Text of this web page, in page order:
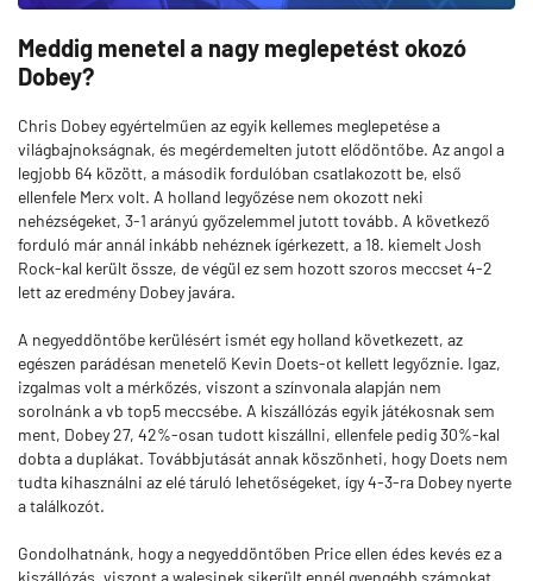
Meddig menetel a nagy meglepetést okozó
Dobey?
Chris Dobey egyértelműen az egyik kellemes meglepetése a
világbajnokságnak, és megérdemelten jutott elődöntőbe. Az angol a
legjobb 64 között, a második fordulóban csatlakozott be, első
ellenfele Merx volt. A holland legyőzése nem okozott neki
nehézségeket, 3-1 arányú győzelemmel jutott tovább. A következő
forduló már annál inkább nehéznek ígérkezett, a 18. kiemelt Josh
Rock-kal került össze, de végül ez sem hozott szoros meccset 4-2
lett az eredmény Dobey javára.
A negyeddöntőbe kerülésért ismét egy holland következett, az
egészen parádésan menetelő Kevin Doets-ot kellett legyőznie. Igaz,
izgalmas volt a mérkőzés, viszont a színvonala alapján nem
sorolnánk a vb top5 meccsébe. A kiszállózás egyik játékosnak sem
ment, Dobey 27, 42%-osan tudott kiszállni, ellenfele pedig 30%-kal
dobta a duplákat. Továbbjutását annak köszönheti, hogy Doets nem
tudta kihasználni az elé táruló lehetőségeket, így 4-3-ra Dobey nyerte
a találkozót.
Gondolhatnánk, hogy a negyeddöntőben Price ellen édes kevés ez a